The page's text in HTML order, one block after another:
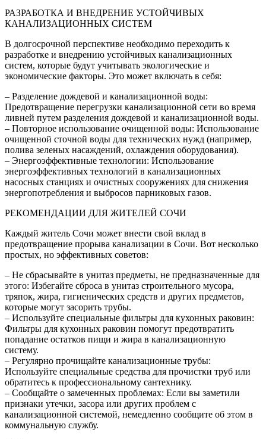
РАЗРАБОТКА И ВНЕДРЕНИЕ УСТОЙЧИВЫХ
КАНАЛИЗАЦИОННЫХ СИСТЕМ
В долгосрочной перспективе необходимо переходить к
разработке и внедрению устойчивых канализационных
систем, которые будут учитывать экологические и
экономические факторы. Это может включать в себя:
– Разделение дождевой и канализационной воды:
Предотвращение перегрузки канализационной сети во время
ливней путем разделения дождевой и канализационной воды.
– Повторное использование очищенной воды: Использование
очищенной сточной воды для технических нужд (например,
полива зеленых насаждений, охлаждения оборудования).
– Энергоэффективные технологии: Использование
энергоэффективных технологий в канализационных
насосных станциях и очистных сооружениях для снижения
энергопотребления и выбросов парниковых газов.
РЕКОМЕНДАЦИИ ДЛЯ ЖИТЕЛЕЙ СОЧИ
Каждый житель Сочи может внести свой вклад в
предотвращение прорыва канализации в Сочи. Вот несколько
простых, но эффективных советов:
– Не сбрасывайте в унитаз предметы, не предназначенные для
этого: Избегайте сброса в унитаз строительного мусора,
тряпок, жира, гигиенических средств и других предметов,
которые могут засорить трубы.
– Используйте специальные фильтры для кухонных раковин:
Фильтры для кухонных раковин помогут предотвратить
попадание остатков пищи и жира в канализационную
систему.
– Регулярно прочищайте канализационные трубы:
Используйте специальные средства для прочистки труб или
обратитесь к профессиональному сантехнику.
– Сообщайте о замеченных проблемах: Если вы заметили
признаки утечки, засора или других проблем с
канализационной системой, немедленно сообщите об этом в
коммунальную службу.